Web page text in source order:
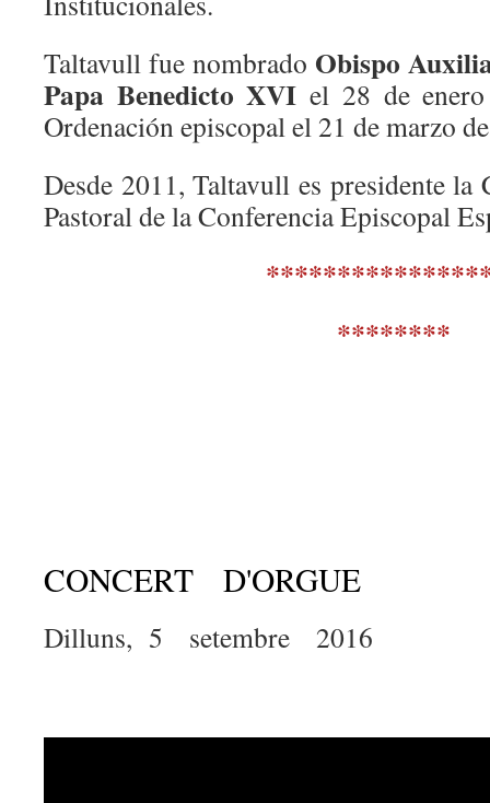
Taltavull fue nombrado Obispo
Papa Benedicto XVI el 28 de
Ordenación episcopal el 21 de marzo
Desde 2011, Taltavull es presidente
Pastoral de la Conferencia Episcopal
********
CONCERT D'ORGUE
Dilluns, 5 setembre 2016